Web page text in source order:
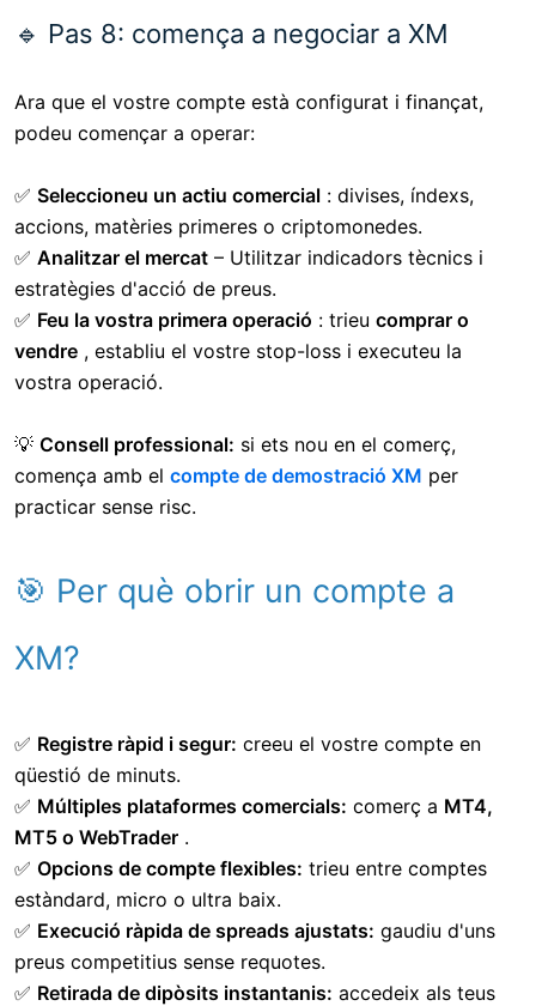
🔹 Pas 8: comença a negociar a XM
Ara que el vostre compte està configurat i finançat,
podeu començar a operar:
✅ Seleccioneu un actiu comercial : divises, índexs,
accions, matèries primeres o criptomonedes.
✅ Analitzar el mercat – Utilitzar indicadors tècnics i
estratègies d'acció de preus.
✅ Feu la vostra primera operació : trieu comprar o
vendre , establiu el vostre stop-loss i executeu la
vostra operació.
💡 Consell professional: si ets nou en el comerç,
comença amb el compte de demostració XM per
practicar sense risc.
🎯 Per què obrir un compte a
XM?
✅ Registre ràpid i segur: creeu el vostre compte en
qüestió de minuts.
✅ Múltiples plataformes comercials: comerç a MT4,
MT5 o WebTrader .
✅ Opcions de compte flexibles: trieu entre comptes
estàndard, micro o ultra baix.
✅ Execució ràpida de spreads ajustats: gaudiu d'uns
preus competitius sense requotes.
✅ Retirada de dipòsits instantanis: accedeix als teus